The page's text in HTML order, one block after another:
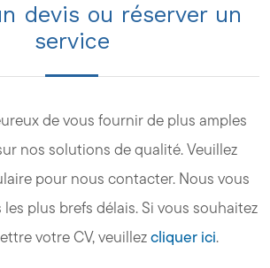
devis ou réserver un
service
de vous fournir de plus amples
nos solutions de qualité. Veuillez
pour nous contacter. Nous vous
plus brefs délais. Si vous souhaitez
votre CV, veuillezcliquer ici.